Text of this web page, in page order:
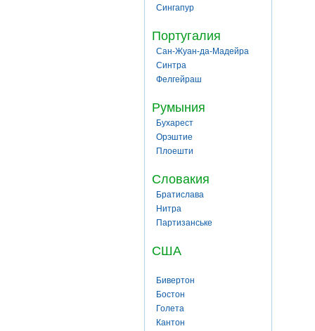
Сингапур
Португалия
Сан-Жуан-да-Мадейра
Синтра
Фелгейраш
Румыния
Бухарест
Орэштие
Плоешти
Словакия
Братислава
Нитра
Партизанське
США
Бивертон
Бостон
Голета
Кантон